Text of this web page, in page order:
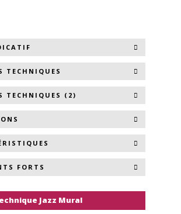
TECHNIQUES
TECHNIQUES (2)
FORTS
Jazz Mural